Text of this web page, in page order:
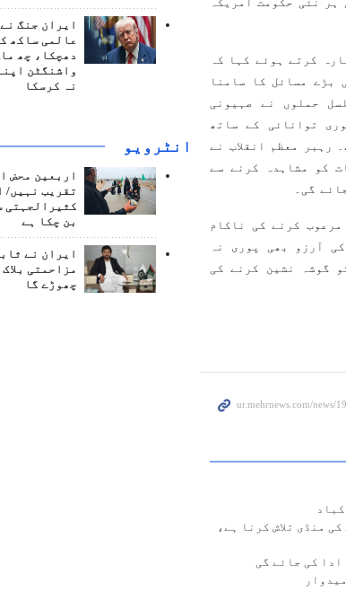
کرتے ہوئے کہا کہ
بڑے مسائل کا سامنا
حملوں نے صہیونی
توانائی کے ساتھ
رہبر معظم انقلاب نے
واقعات کو مشاہدہ کرنے سے
گی۔
کرنے کی ناکام
آرزو بھی پوری نہ
گوشہ نشین کرنے کی
منڈی تلاش کرنا ہے،
ادا کی جائے گی
ایران جنگ
عالمی ساکھ
دھچکا، چھ
واشنگٹن
نہ کرسکا
انٹرويو
اربعین محض
تقریب نہیں/
کثیرالجہتی
بن چکا ہے
ایران نے
مزاحمتی
چھوڑے گا